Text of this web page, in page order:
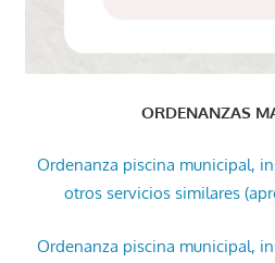
ORDENANZAS
Ordenanza piscina municipal,
otros servicios similares
Ordenanza piscina municipal,